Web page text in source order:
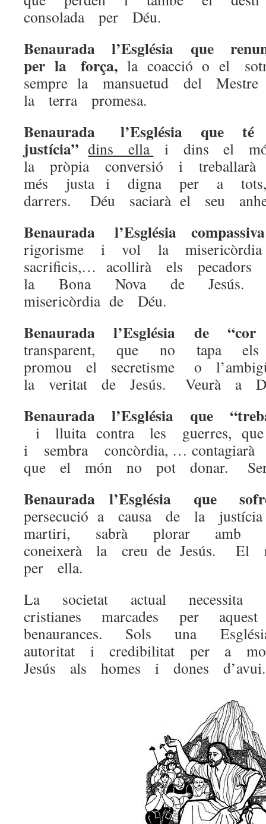
consolada per Déu.
Benaurada l’Església que
per la força, la coacció o el
sempre la mansuetud del
la terra promesa.
Benaurada l’Església
justícia”dins ella
i dins el
la pròpia conversió i
més justa i digna per a
darrers. Déu saciarà el seu
Benaurada l’Església
rigorisme i vol la
sacrificis,… acollirà els
la Bona Nova de Jesús.
misericòrdia de Déu.
Benaurada l’Església de
transparent, que no tapa
promou el secretisme o
la veritat de Jesús. Veurà a
Benaurada l’Església que
i lluita contra les guerres,
i sembra concòrdia, …
que el món no pot donar.
Benaurada l’Església que
persecució a causa de la
martiri, sabrà plorar
coneixerà la creu de Jesús.
per ella.
La societat actual necessita
cristianes marcades per
benaurances. Sols una
autoritat i credibilitat per a
Jesús als homes i dones d’avui.